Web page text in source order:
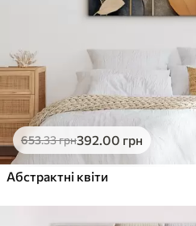
653.33грн392.00 грн
Абстрактні квіти